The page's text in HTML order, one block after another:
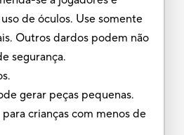
de óculos. Use somente
Outros dardos podem não
segurança.
gerar peças pequenas.
crianças com menos de